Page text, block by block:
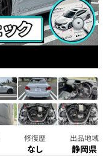
修復歴
なし
出品地域
静岡県